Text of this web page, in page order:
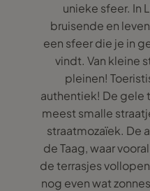
unieke sfeer. In
bruisende en
een sfeer die je in
vindt. Van kleine
pleinen!
authentiek! De gele
meest smalle
straatmozaïek. De
de Taag, waar
de terrasjes
nog even wat